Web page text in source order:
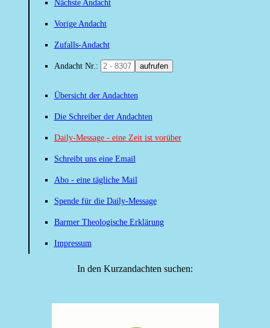
Nächste Andacht
Vorige Andacht
Zufalls-Andacht
Andacht Nr.: aufrufen
Übersicht der Andachten
Die Schreiber der Andachten
Daily-Message - eine Zeit ist vorüber
Schreibt uns eine Email
Abo - eine tägliche Mail
Spende für die Daily-Message
Barmer Theologische Erklärung
Impressum
In den Kurzandachten suchen: